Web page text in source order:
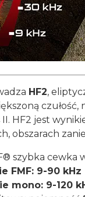
HF2,
HF2 jest
obszarach
szybka cewka
FMF: 9-90 kHz
mono: 9-120